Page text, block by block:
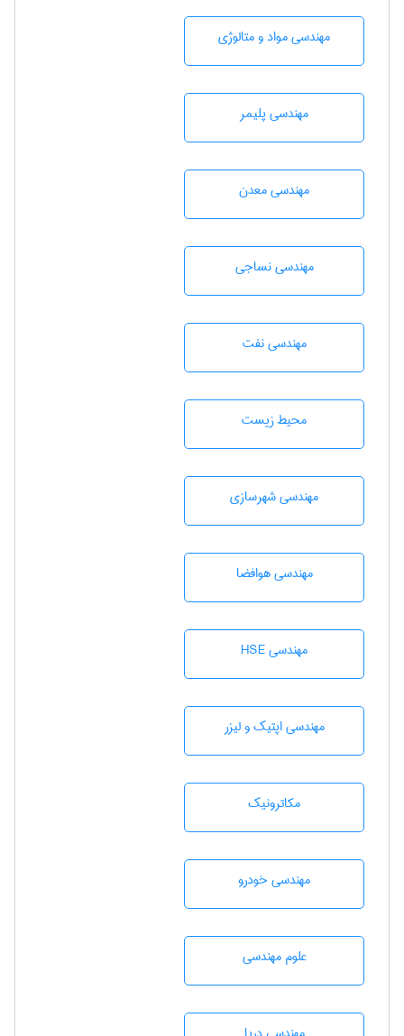
مهندسی مواد و متالوژی
مهندسی پليمر
مهندسی معدن
مهندسي نساجی
مهندسی نفت
محيط زيست
مهندسی شهرسازی
مهندسی هوافضا
مهندسی HSE
مهندسی اپتیک و لیزر
مکاترونیک
مهندسی خودرو
علوم مهندسی